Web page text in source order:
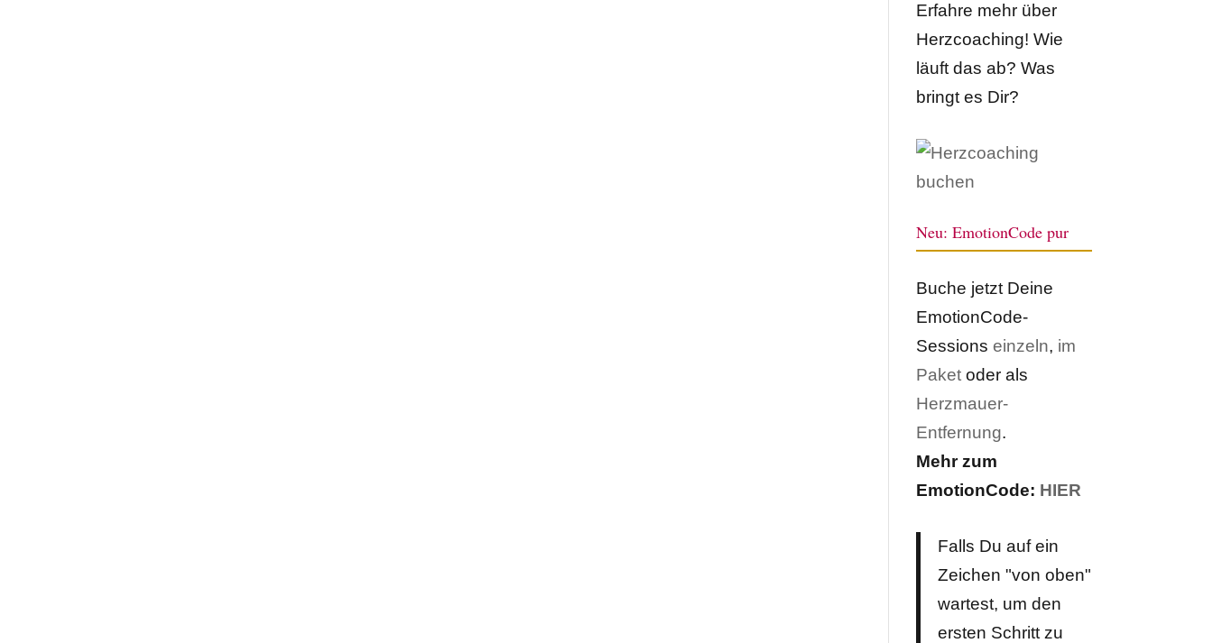
Erfahre mehr über
Herzcoaching! Wie
läuft das ab? Was
bringt es Dir?
Neu: EmotionCode pur
Buche jetzt Deine
EmotionCode-
Sessionseinzeln, im
Paket oder als
Herzmauer-
Entfernung.
Mehr zum
EmotionCode: HIER
Falls Du auf ein
Zeichen "von oben"
wartest, um den
ersten Schritt zu